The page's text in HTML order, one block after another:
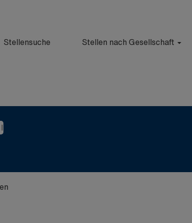
Stellensuche Stellen nach Gesellschaft